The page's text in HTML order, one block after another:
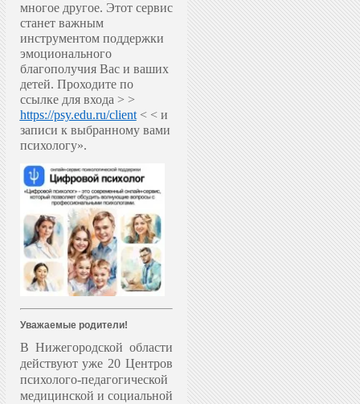
многое другое. Этот сервис
станет важным
инструментом поддержки
эмоционального
благополучия Вас и ваших
детей. Проходите по
ссылке для входа > >
https://psy.edu.ru/client< < и
записи к выбранному вами
психологу».
Уважаемые родители!
В Нижегородской области
действуют уже 20 Центров
психолого-педагогической
медицинской и социальной